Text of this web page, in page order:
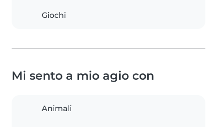
Giochi
Mi sento a mio agio con
Animali